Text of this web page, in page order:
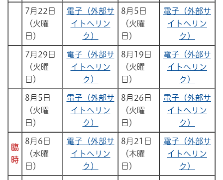
7月22日
（火曜
日）
電子（外部サ
イトへリン
ク）
8月5日
（火曜
日）
電子（外部サ
イトへリン
ク）
7月29日
（火曜
日）
電子（外部サ
イトへリン
ク）
8月19日
（火曜
日）
電子（外部サ
イトへリン
ク）
8月5日
（火曜
日）
電子（外部サ
イトへリン
ク）
8月26日
（火曜
日）
電子（外部サ
イトへリン
ク）
臨
時
8月6日
（水曜
日）
電子（外部サ
イトへリン
ク）
8月21日
（木曜
日）
電子（外部サ
イトへリン
ク）